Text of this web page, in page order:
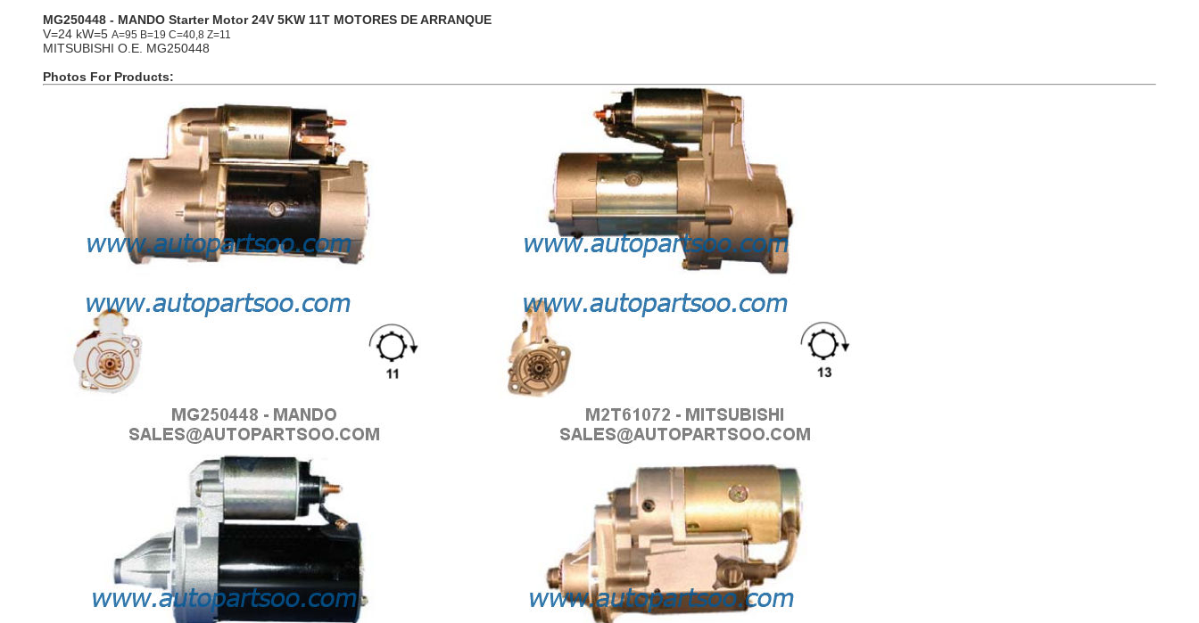
MG250448 - MANDO Starter Motor 24V 5KW 11T MOTORES DE ARRANQUE
V=24 kW=5 A=95 B=19 C=40,8 Z=11
MITSUBISHI O.E. MG250448
Photos For Products: